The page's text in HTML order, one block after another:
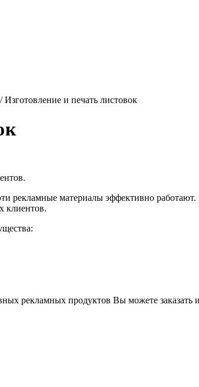
/Изготовление и печать листовок
рекламные материалы эффективно
клиентов.
рекламных продуктов Вы можете